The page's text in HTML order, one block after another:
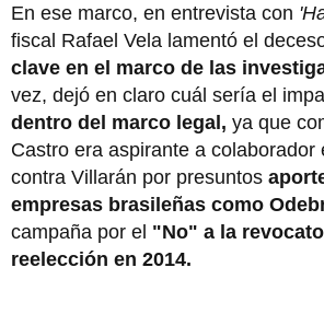
En ese marco, en entrevista con
fiscal Rafael Vela lamentó el
clave en el marco de las
vez, dejó en claro cuál sería el
dentro del marco legal, ya que
Castro era aspirante a colaborador
contra Villarán por presuntos
empresas brasileñas como
campaña por el "No" a la
reelección en 2014.